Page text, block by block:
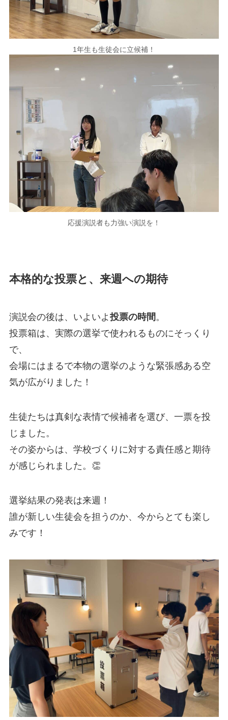
1年生も生徒会に立候補！
応援演説者も力強い演説を！
本格的な投票と、来週への期待
演説会の後は、いよいよ 投票の時間。
投票箱は、実際の選挙で使われるものにそっくり
で、
会場にはまるで本物の選挙のような緊張感ある空
気が広がりました！
生徒たちは真剣な表情で候補者を選び、一票を投
じました。
その姿からは、学校づくりに対する責任感と期待
が感じられました。👏
選挙結果の発表は来週！
誰が新しい生徒会を担うのか、今からとても楽し
みです！